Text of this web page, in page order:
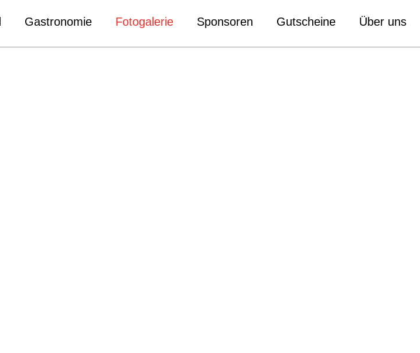
Gastronomie Fotogalerie Sponsoren Gutscheine Über uns